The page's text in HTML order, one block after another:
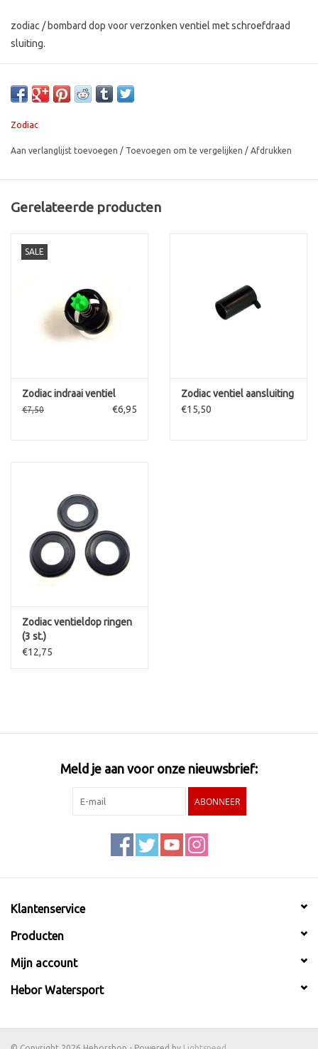
zodiac / bombard dop voor verzonken ventiel met schroefdraad
sluiting.
ALLEEN NOG ZWART VERKRIJGBAAR
Zodiac
Aan verlanglijst toevoegen / Toevoegen om te vergelijken / Afdrukken
Gerelateerde producten
SALE
Zodiac indraai ventiel
€7,50 €6,95
Zodiac ventiel aansluiting
€15,50
Zodiac ventieldop ringen
(3 st.)
€12,75
Meld je aan voor onze nieuwsbrief:
ABONNEER
Klantenservice
Producten
Mijn account
Hebor Watersport